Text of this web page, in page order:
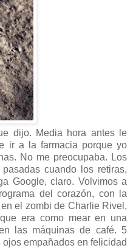
dijo. Media hora antes le
ir a la farmacia porque yo
No me preocupaba. Los
cuando los retiras,
Google, claro. Volvimos a
del corazón, con la
el zombi de Charlie Rivel,
era como mear en una
las máquinas de café. 5
empañados en felicidad